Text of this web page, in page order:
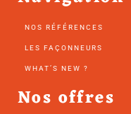
NOS RÉFÉRENCES
LES FAÇONNEURS
WHAT’S NEW ?
Nos offres